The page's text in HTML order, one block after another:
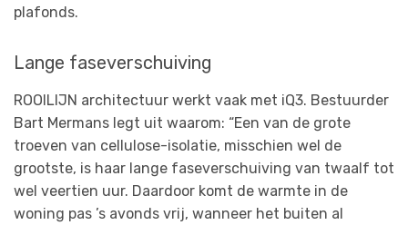
plafonds.
Lange faseverschuiving
ROOILIJN architectuur werkt vaak met iQ3. Bestuurder
Bart Mermans legt uit waarom: “Een van de grote
troeven van cellulose-isolatie, misschien wel de
grootste, is haar lange faseverschuiving van twaalf tot
wel veertien uur. Daardoor komt de warmte in de
woning pas ’s avonds vrij, wanneer het buiten al